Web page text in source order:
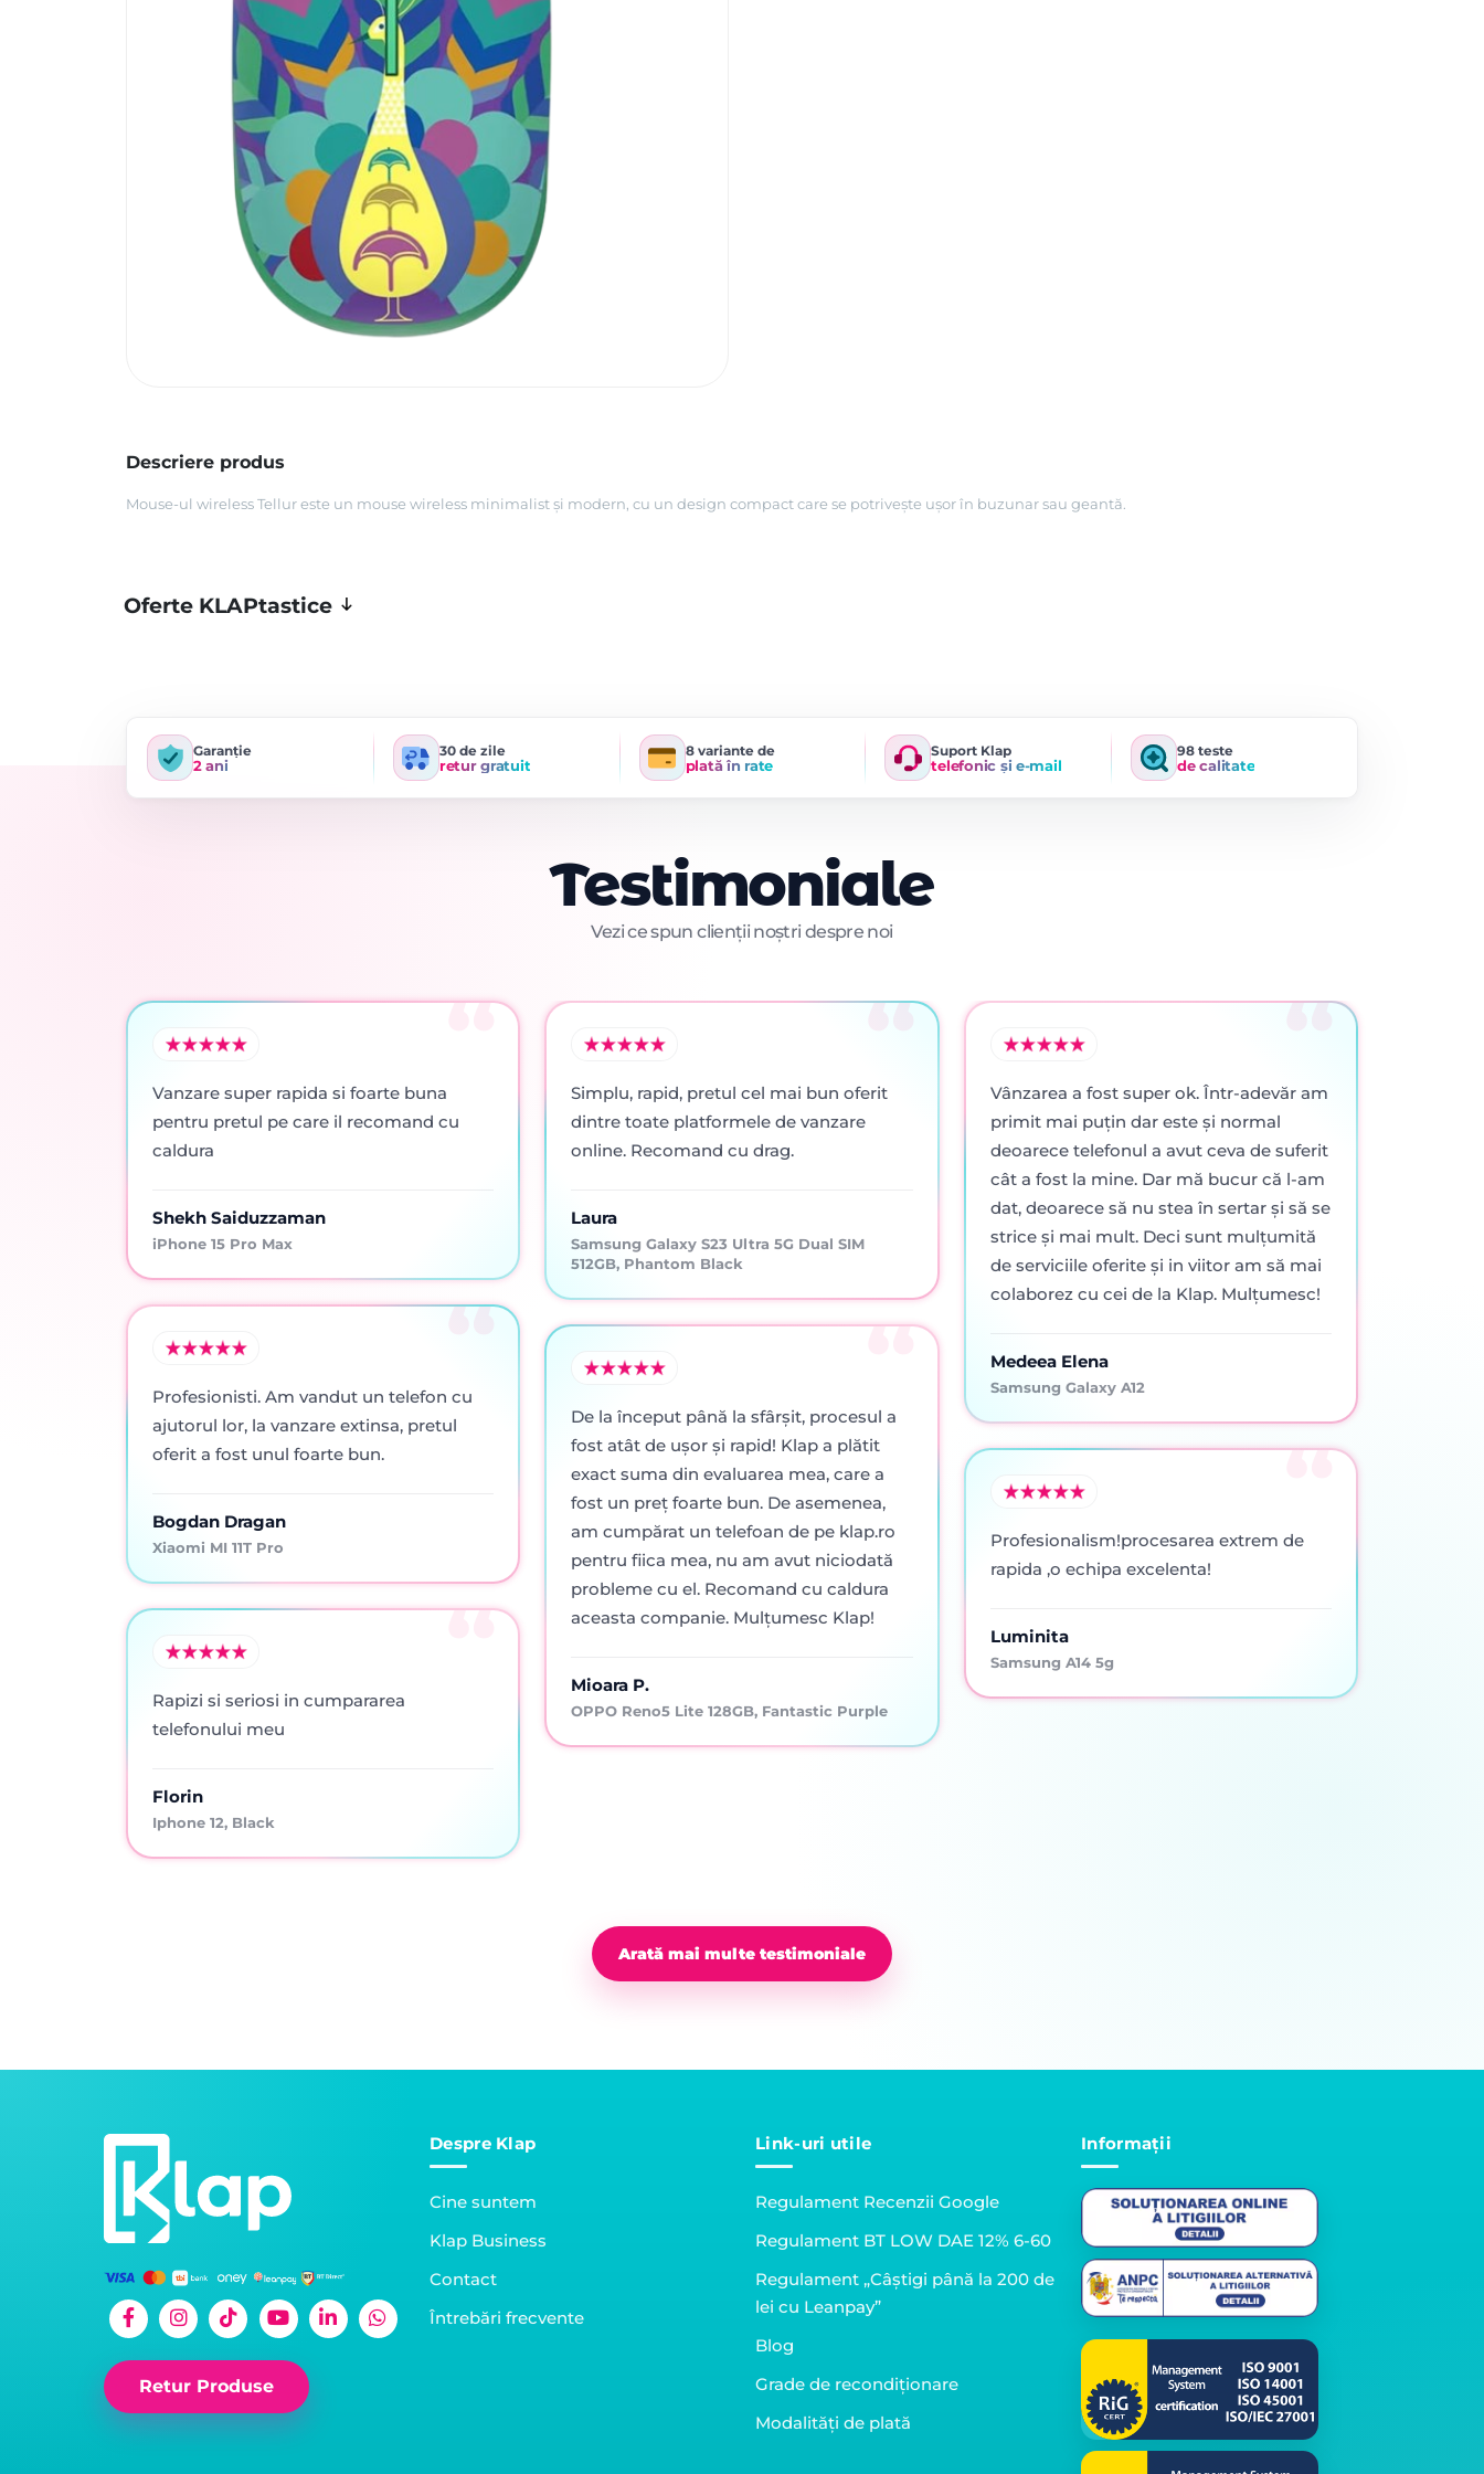
Descriere produs
Mouse-ul wireless Tellur este un mouse wireless minimalist și modern, cu un design compact care se potrivește ușor în buzunar sau geantă.
Oferte KLAPtastice
Garanție
2 ani
30 de zile
retur gratuit
8 variante de
plată în rate
Suport Klap
telefonic și e-mail
98 teste
de calitate
Testimoniale
Vezi ce spun clienții noștri despre noi
Vanzare super rapida si foarte buna
pentru pretul pe care il recomand cu
caldura
Shekh Saiduzzaman
iPhone 15 Pro Max
Profesionisti. Am vandut un telefon cu
ajutorul lor, la vanzare extinsa, pretul
oferit a fost unul foarte bun.
Bogdan Dragan
Xiaomi MI 11T Pro
Rapizi si seriosi in cumpararea
telefonului meu
Florin
Iphone 12, Black
Simplu, rapid, pretul cel mai bun oferit
dintre toate platformele de vanzare
online. Recomand cu drag.
Laura
Samsung Galaxy S23 Ultra 5G Dual SIM
512GB, Phantom Black
De la început până la sfârșit, procesul a
fost atât de ușor și rapid! Klap a plătit
exact suma din evaluarea mea, care a
fost un preț foarte bun. De asemenea,
am cumpărat un telefoan de pe klap.ro
pentru fiica mea, nu am avut niciodată
probleme cu el. Recomand cu caldura
aceasta companie. Mulțumesc Klap!
Mioara P.
OPPO Reno5 Lite 128GB, Fantastic Purple
Vânzarea a fost super ok. Într-adevăr am
primit mai puţin dar este şi normal
deoarece telefonul a avut ceva de suferit
cât a fost la mine. Dar mă bucur că l-am
dat, deoarece să nu stea în sertar şi să se
strice şi mai mult. Deci sunt mulţumită
de serviciile oferite şi in viitor am să mai
colaborez cu cei de la Klap. Mulţumesc!
Medeea Elena
Samsung Galaxy A12
Profesionalism!procesarea extrem de
rapida ,o echipa excelenta!
Luminita
Samsung A14 5g
Arată mai multe testimoniale
Retur Produse
Despre Klap
Cine suntem
Klap Business
Contact
Întrebări frecvente
Link-uri utile
Regulament Recenzii Google
Regulament BT LOW DAE 12% 6-60
Regulament „Câștigi până la 200 de
lei cu Leanpay”
Blog
Grade de recondiționare
Modalități de plată
Informații